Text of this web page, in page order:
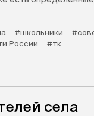
#школьники
России #тк
села